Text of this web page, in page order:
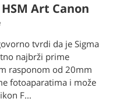
Art Canon
tvrdi da je Sigma
najbrži prime
rasponom od 20mm
fotoaparatima i može
F...